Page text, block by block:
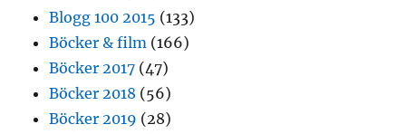
Blogg 100 2015 (133)
Böcker & film (166)
Böcker 2017 (47)
Böcker 2018 (56)
Böcker 2019 (28)